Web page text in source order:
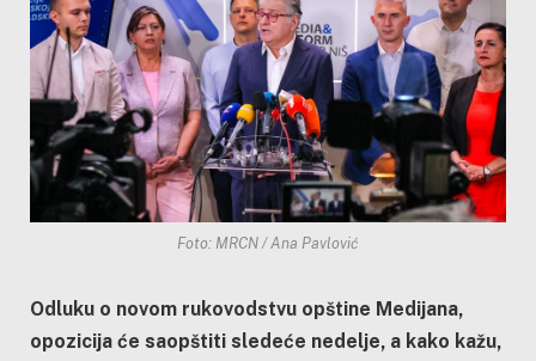
Foto: MRCN / Ana Pavlović
Odluku o novom rukovodstvu opštine Medijana,
opozicija će saopštiti sledeće nedelje, a kako kažu,